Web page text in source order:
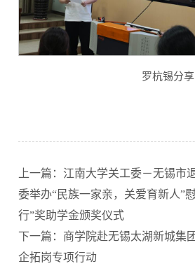
罗杭锡分享
上一篇：江南大学关工委－无锡市
委举办“民族一家亲，关爱育新人”
行”奖助学金颁奖仪式
下一篇：商学院赴无锡太湖新城集
企拓岗专项行动